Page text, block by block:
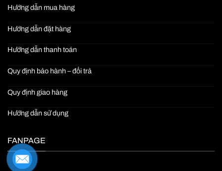
Hướng dẫn mua hàng
Hướng dẫn đặt hàng
Hướng dẫn thanh toán
Quy định bảo hành – đổi trả
Quy định giao hàng
Hướng dẫn sử dụng
FANPAGE